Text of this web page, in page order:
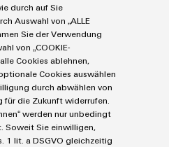
tecnologia di
delle serie LSF-SMD
LED.
Abaled nella
termine.
durch auf Sie
Auswahl von „ALLE
Sie der Verwendung
von „COOKIE-
alle Cookies ablehnen,
Cookies auswählen
durch abwählen von
die Zukunft widerrufen.
werden nur unbedingt
Soweit Sie einwilligen,
1 lit. a DSGVO gleichzeitig